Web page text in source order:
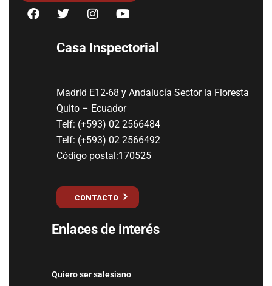
Casa Inspectorial
Madrid E12-68 y Andalucía Sector la Floresta
Quito – Ecuador
Telf: (+593) 02 2566484
Telf: (+593) 02 2566492
Código postal:170525
CONTACTO
Enlaces de interés
Quiero ser salesiano